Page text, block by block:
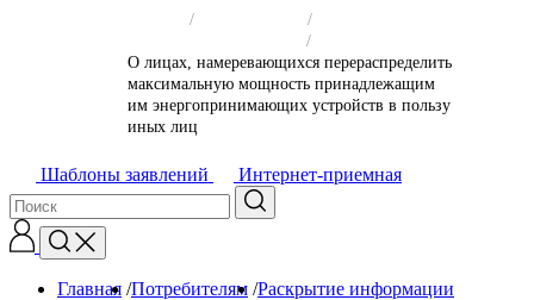
/
/
/
О лицах, намеревающихся перераспределить
максимальную мощность принадлежащим
им энергопринимающих устройств в пользу
иных лиц
Шаблоны заявлений Интернет-приемная
Главная /Потребителям /Раскрытие информации